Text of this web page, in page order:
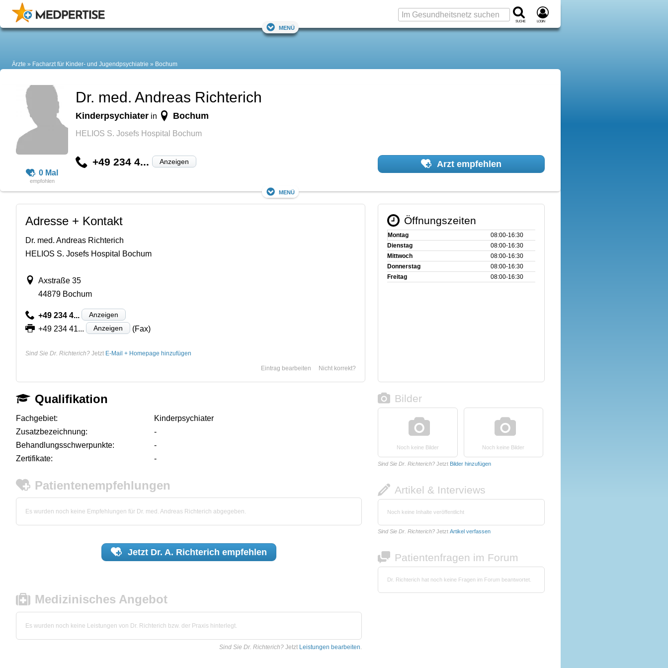
Suche Login
Menü
Ärzte Facharzt für Kinder- und Jugendpsychiatrie Bochum
0 Mal
Dr. med. Andreas Richterich
Kinderpsychiater in Bochum
HELIOS S. Josefs Hospital Bochum
+49 234 4... Anzeigen Arzt empfehlen
Menü
Adresse + Kontakt
Dr. med. Andreas Richterich
HELIOS S. Josefs Hospital Bochum
Axstraße 35
44879 Bochum
+49 234 4... Anzeigen
+49 234 41... Anzeigen (Fax)
Sind Sie Dr. Richterich? Jetzt E-Mail + Homepage hinzufügen
Nicht korrekt?
Eintrag bearbeiten
Öffnungszeiten
Montag
08:00‑16:30
Dienstag
08:00‑16:30
Mittwoch
08:00‑16:30
Donnerstag
08:00‑16:30
Freitag
08:00‑16:30
Qualifikation
Fachgebiet:
Kinderpsychiater
Zusatzbezeichnung:
-
Behandlungsschwerpunkte:
-
Zertifikate:
-
Patientenempfehlungen
Es wurden noch keine Empfehlungen für Dr. med. Andreas Richterich abgegeben.
Jetzt Dr. A. Richterich empfehlen
Medizinisches Angebot
Es wurden noch keine Leistungen von Dr. Richterich bzw. der Praxis hinterlegt.
Sind Sie Dr. Richterich? Jetzt Leistungen bearbeiten.
Bilder
Noch keine Bilder Noch keine Bilder
Sind Sie Dr. Richterich? Jetzt Bilder hinzufügen
Artikel & Interviews
Noch keine Inhalte veröffentlicht
Sind Sie Dr. Richterich? Jetzt Artikel verfassen
Patientenfragen im Forum
Dr. Richterich hat noch keine Fragen im Forum beantwortet.